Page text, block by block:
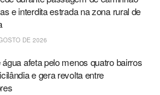
e interdita estrada na zona rural de
DE 2026
água afeta pelo menos quatro bairros
e gera revolta entre